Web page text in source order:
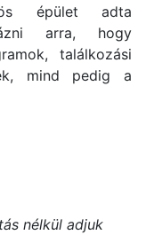
épület adta
arra, hogy
találkozási
mind pedig a
nélkül adjuk